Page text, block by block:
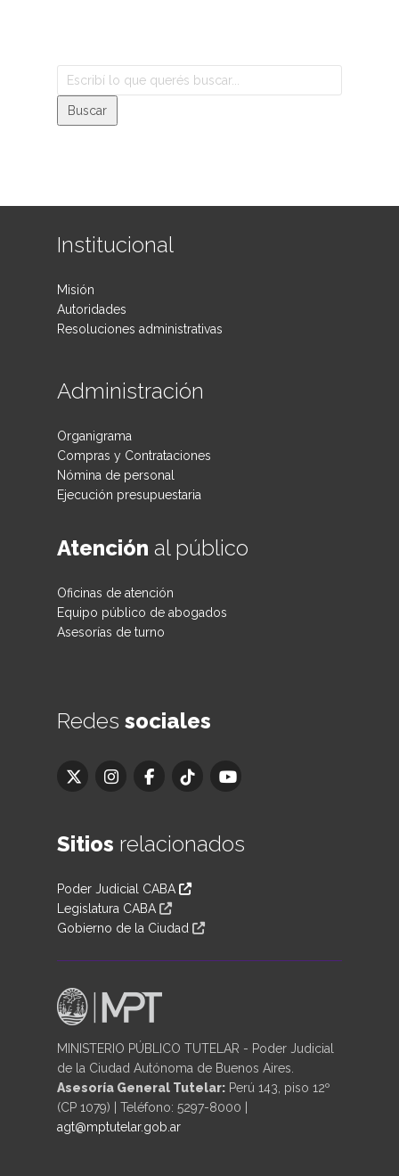
Institucional
Misión
Autoridades
Resoluciones administrativas
Administración
Organigrama
Compras y Contrataciones
Nómina de personal
Ejecución presupuestaria
Atención al público
Oficinas de atención
Equipo público de abogados
Asesorías de turno
Redes sociales
Sitios relacionados
Poder Judicial CABA
Legislatura CABA
Gobierno de la Ciudad
MINISTERIO PÚBLICO TUTELAR - Poder Judicial
de la Ciudad Autónoma de Buenos Aires.
Asesoría General Tutelar: Perú 143, piso 12º
(CP 1079) | Teléfono: 5297-8000 |
agt@mptutelar.gob.ar